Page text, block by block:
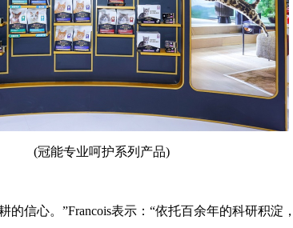
(冠能专业呵护系列产品)
心。”Francois表示：“依托百余年的科研积淀